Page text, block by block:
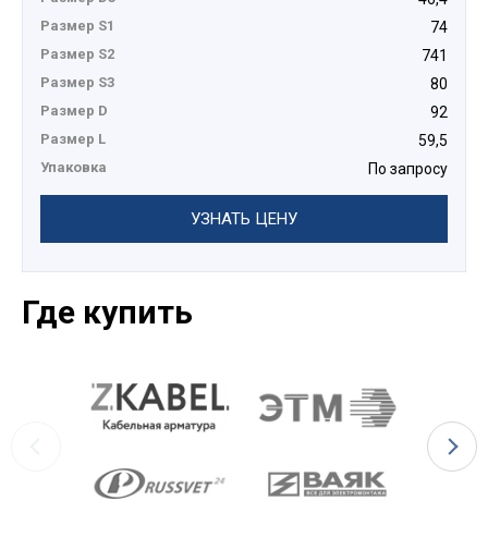
Размер S1 74
Размер S2 741
Размер S3 80
Размер D 92
Размер L 59,5
Упаковка По запросу
УЗНАТЬ ЦЕНУ
Где купить